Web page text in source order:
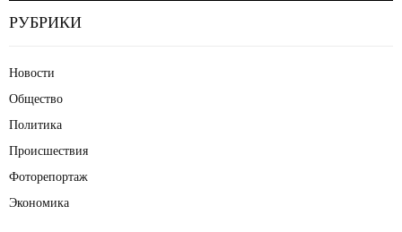
РУБРИКИ
Новости
Общество
Политика
Происшествия
Фоторепортаж
Экономика